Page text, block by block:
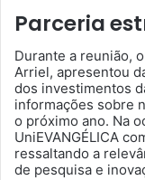
Parceria
Durante a reunião,
Arriel, apresentou
dos investimentos
informações sobre
o próximo ano. Na
UniEVANGÉLICA
ressaltando a
de pesquisa e